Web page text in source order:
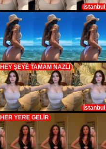
istanbul
HEY ŞEYE TAMAM NAZLI
İstanbul
HER YERE GELİR